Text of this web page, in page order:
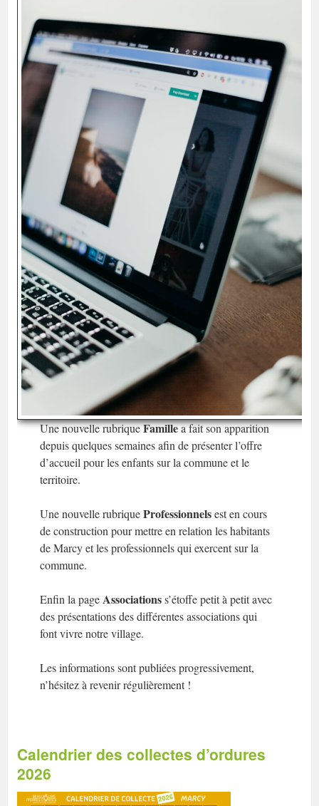
Une nouvelle rubriqueFamillea fait son apparition
depuis quelques semaines afin de présenter l’offre
d’accueil pour les enfants sur la commune et le
territoire.
Une nouvelle rubriqueProfessionnelsest en cours
de construction pour mettre en relation les habitants
de Marcy et les professionnels qui exercent sur la
commune.
Enfin la pageAssociationss’étoffe petit à petit avec
des présentations des différentes associations qui
font vivre notre village.
Les informations sont publiées progressivement,
n’hésitez à revenir régulièrement !
Calendrier des collectes d’ordures
2026